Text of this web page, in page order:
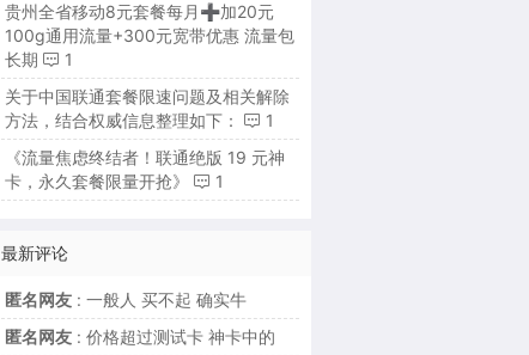
贵州全省移动8元套餐每月➕加20元
100g通用流量+300元宽带优惠 流量包
长期
1
关于中国联通套餐限速问题及相关解除
方法，结合权威信息整理如下：
1
《流量焦虑终结者！联通绝版 19 元神
卡，永久套餐限量开抢》
1
最新评论
匿名网友: 一般人 买不起 确实牛
匿名网友: 价格超过测试卡 神卡中的